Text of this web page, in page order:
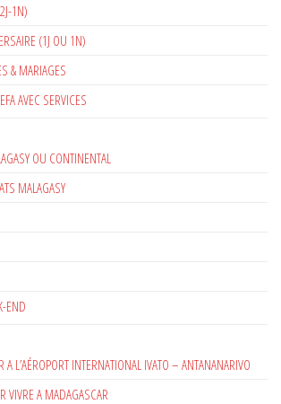
1N)
(1J OU 1N)
& MARIAGES
AVEC SERVICES
OU CONTINENTAL
MALAGASY
END
L’AÉROPORT INTERNATIONAL IVATO – ANTANANARIVO
VIVRE A MADAGASCAR